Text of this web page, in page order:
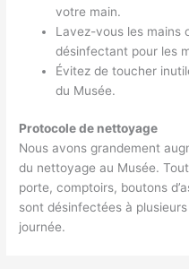
votre main.
Lavez-vous les mains
désinfectant pour les
Évitez de toucher
du Musée.
Protocole de nettoyage
Nous avons grandement
du nettoyage au Musée.
porte, comptoirs, boutons
sont désinfectées à
journée.